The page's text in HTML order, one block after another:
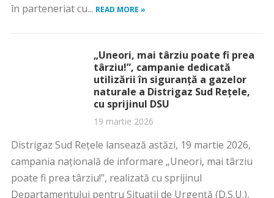
în parteneriat cu... READ MORE »
„Uneori, mai târziu poate fi prea
târziu!”, campanie dedicată
utilizării în siguranță a gazelor
naturale a Distrigaz Sud Rețele,
cu sprijinul DSU
19 martie 2026
Distrigaz Sud Rețele lansează astăzi, 19 martie 2026,
campania națională de informare „Uneori, mai târziu
poate fi prea târziu!”, realizată cu sprijinul
Departamentului pentru Situații de Urgență (D.S.U.),